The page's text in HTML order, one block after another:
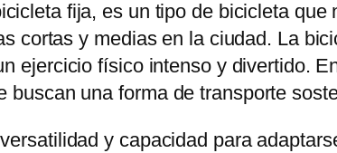
fija, es un tipo de bicicleta
cortas y medias en la ciudad. La
ejercicio físico intenso y divertido.
una forma de transporte
y capacidad para